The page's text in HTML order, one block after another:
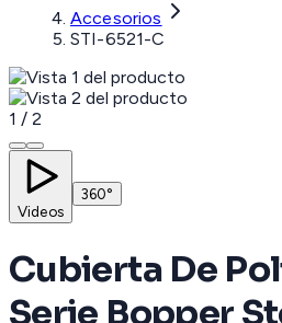
Accesorios
STI-6521-C
1 / 2
Videos
360°
Cubierta De
Serie Bopper